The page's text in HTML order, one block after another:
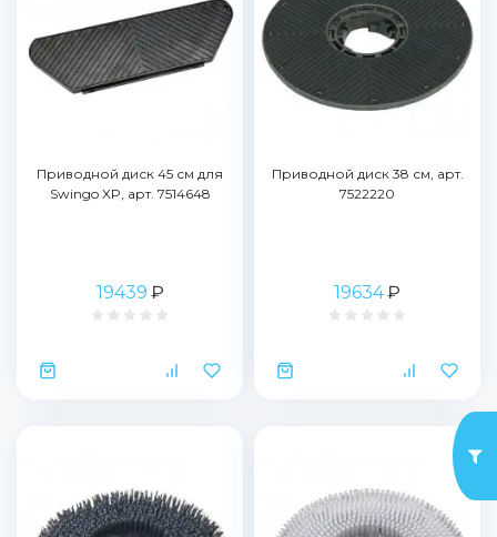
Приводной диск 45 см для
Swingo XP, арт. 7514648
19439 ₽
Приводной диск 38 см, арт.
7522220
19634₽